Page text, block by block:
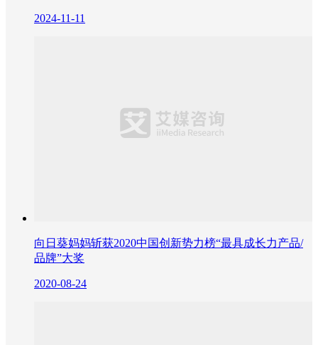
2024-11-11
向日葵妈妈斩获2020中国创新势力榜“最具成长力产品/
品牌”大奖
2020-08-24